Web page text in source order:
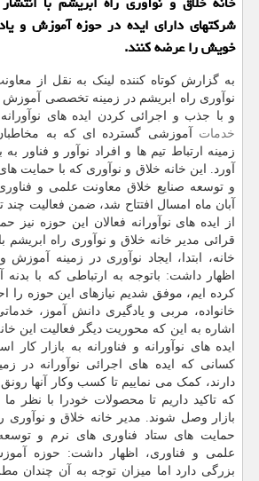
شرکتهای دارای ایده در حوزه آموزش و
خویش را عرضه کنند.
به گزارش کوتاه کننده لینک به نقل از
نوآوری راه ابریشم در زمینه تخصصی آموزش
و با جذب و اجرائی کردن ایده های
خدمات آموزشی گسترده ای که به
زمینه ارتباط تیم ها و افراد نوآور و فناور
آورد. این خانه خلاق و نوآوری که با حمایت
و توسعه صنایع خلاق معاونت علمی و
آبان ماه امسال افتتاح شد، ضمن فعالیت چند
از ایده های نوآورانه فعالان این حوزه
قرائی مدیر خانه خلاق و نوآوری راه ابریشم
خانه، ابتدا، ایجاد نوآوری در زمینه
اظهار داشت: باتوجه به ارتباطی که با
کرده ایم، موفق شدیم نیازهای این حوزه را
خانواده، مربی و یادگیری دانش آموز،
اشاره به این که محوریت دیگر فعالیت این
ایده های نوآورانه و فناورانه به بازار
کسانی که ایده های اجرائی نوآورانه در
دارند، کمک می نماییم تا کسب وکار آنها
که تاکید داریم تا محصولات خودرا با نظر ما
بازار وصل شوند. مدیر خانه خلاق و نوآوری
حمایت های ستاد فناوری های نرم و
علمی و فناوری، اظهار داشت: حوزه
بزرگی دارد اما میزان توجه به آن چندان